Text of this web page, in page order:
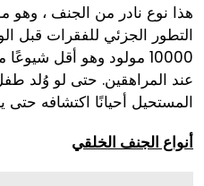
هذا نوع نادر من الجنف ، وهو
10000 مولود وهو أقل
عند المراهقين. حتى لو وُلد
المستحيل أحيانًا اكتشافه
أنواع الجنف الخلقي